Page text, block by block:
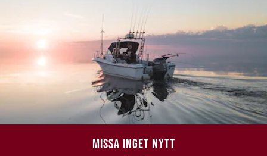
MISSA INGET NYTT